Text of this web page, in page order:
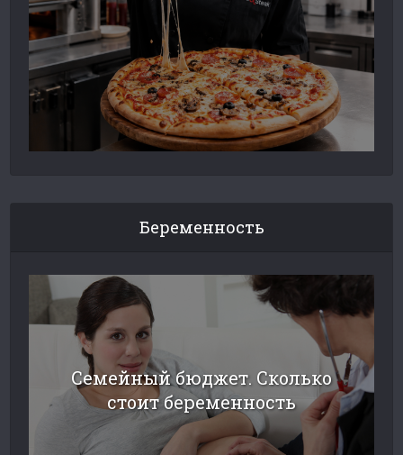
Беременность
Семейный бюджет. Сколько
стоит беременность